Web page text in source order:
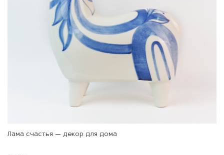
Лама счастья — декор для дома